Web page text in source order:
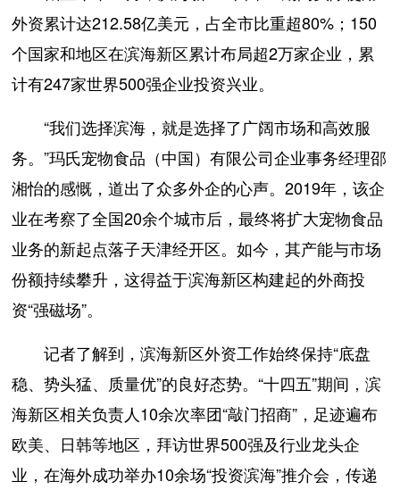
外资累计达212.58亿美元，占全市比重超80%；150
个国家和地区在滨海新区累计布局超2万家企业，累
计有247家世界500强企业投资兴业。
“我们选择滨海，就是选择了广阔市场和高效服
务。”玛氏宠物食品（中国）有限公司企业事务经理邵
湘怡的感慨，道出了众多外企的心声。2019年，该企
业在考察了全国20余个城市后，最终将扩大宠物食品
业务的新起点落子天津经开区。如今，其产能与市场
份额持续攀升，这得益于滨海新区构建起的外商投
资“强磁场”。
记者了解到，滨海新区外资工作始终保持“底盘
稳、势头猛、质量优”的良好态势。“十四五”期间，滨
海新区相关负责人10余次率团“敲门招商”，足迹遍布
欧美、日韩等地区，拜访世界500强及行业龙头企
业，在海外成功举办10余场“投资滨海”推介会，传递